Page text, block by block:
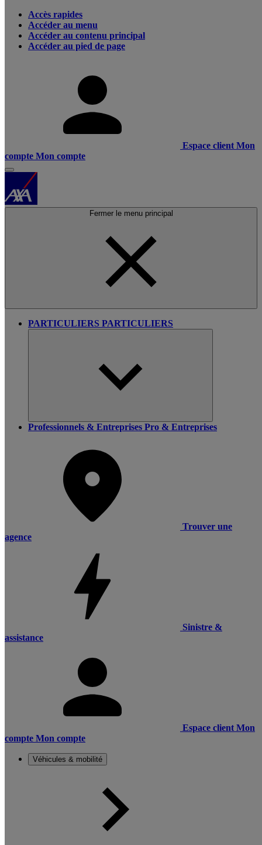
Accès rapides
Accéder au menu
Accéder au contenu principal
Accéder au pied de page
Espace client Mon
compte Mon compte
Fermer le menu principal
PARTICULIERS PARTICULIERS
Professionnels & Entreprises Pro & Entreprises
Trouver une
agence
Sinistre &
assistance
Espace client Mon
compte Mon compte
Véhicules & mobilité